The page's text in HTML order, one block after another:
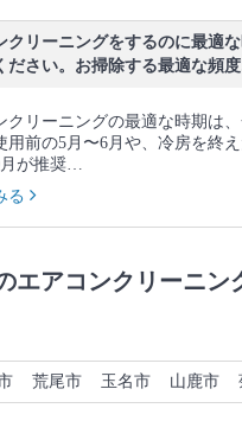
クリーニングをするのに最適
ださい。お掃除する最適な頻
クリーニングの最適な時期は
用前の5月〜6月や、冷房を終
月が推奨…
る
エアコンクリーニン
荒尾市 玉名市 山鹿市